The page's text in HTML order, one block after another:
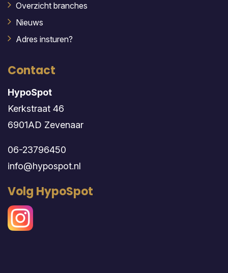
Overzicht branches
Nieuws
Adres insturen?
Contact
HypoSpot
Kerkstraat 46
6901AD Zevenaar
06-23796450
info@hypospot.nl
Volg HypoSpot